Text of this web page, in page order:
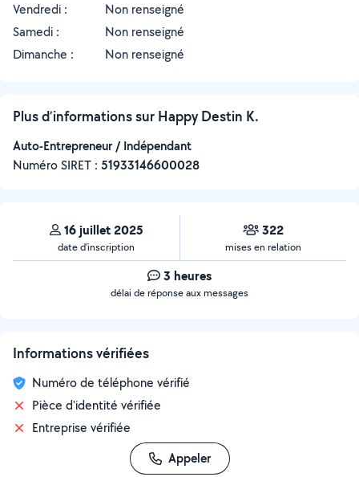
Vendredi :
Non renseigné
Samedi :
Non renseigné
Dimanche :
Non renseigné
Plus d’informations sur Happy Destin K.
Auto-Entrepreneur / Indépendant
Numéro SIRET : ‍51933146600028
16 juillet 2025
date d’inscription
322
mises en relation
3 heures
délai de réponse aux messages
Informations vérifiées
Numéro de téléphone vérifié
Pièce d'identité vérifiée
Entreprise vérifiée
Appeler